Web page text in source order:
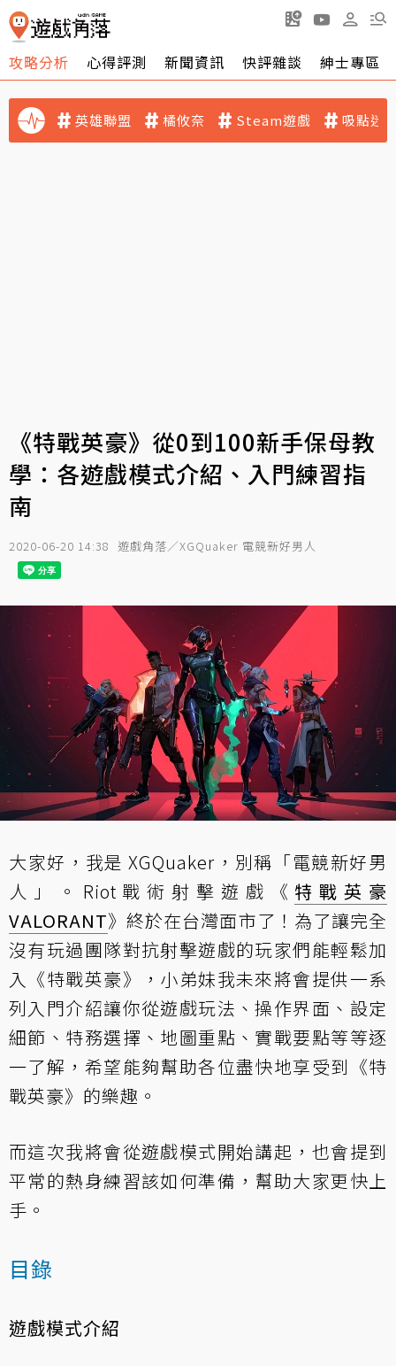
攻略分析 心得評測 新聞資訊 快評雜談 紳士專區
英雄聯盟 橘攸奈 Steam遊戲 吸點迷
《特戰英豪》從0到100新手保母教
學：各遊戲模式介紹、入門練習指
南
2020-06-20 14:38 遊戲角落／XGQuaker 電競新好男人
大家好，我是 XGQuaker，別稱「電競新好男
人」。Riot戰術射擊遊戲《 特戰英豪
VALORANT》終於在台灣面市了！為了讓完全
沒有玩過團隊對抗射擊遊戲的玩家們能輕鬆加
入《特戰英豪》，小弟妹我未來將會提供一系
列入門介紹讓你從遊戲玩法、操作界面、設定
細節、特務選擇、地圖重點、實戰要點等等逐
一了解，希望能夠幫助各位盡快地享受到《特
戰英豪》的樂趣。
而這次我將會從遊戲模式開始講起，也會提到
平常的熱身練習該如何準備，幫助大家更快上
手。
目錄
遊戲模式介紹